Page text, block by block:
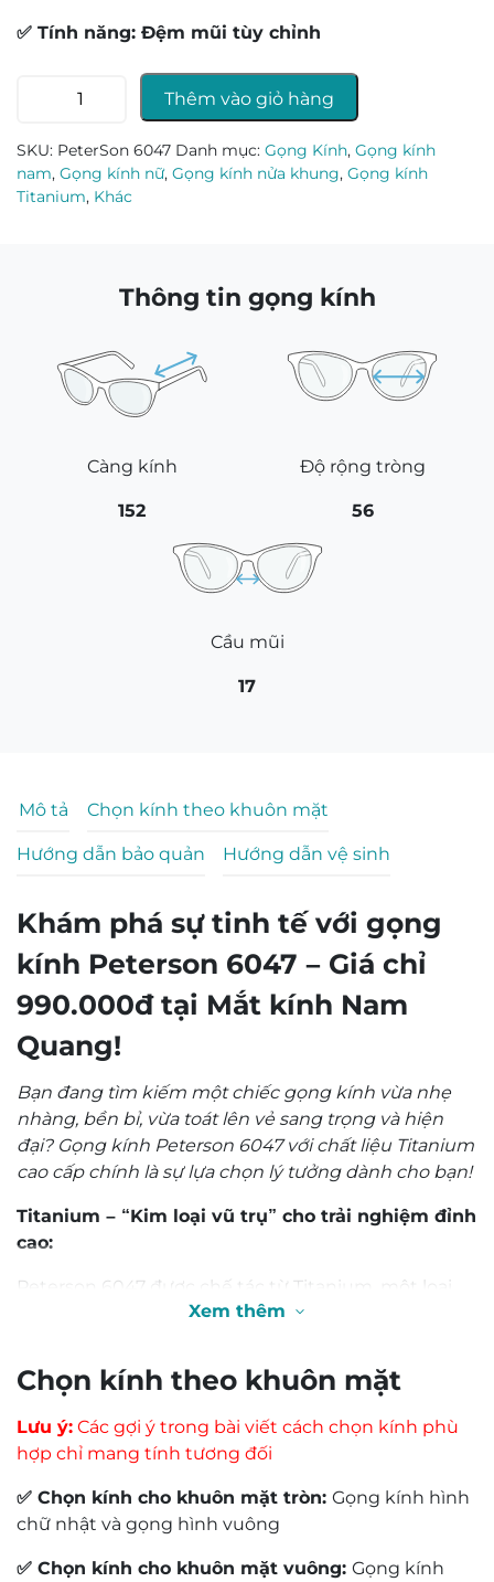
✅ Tính năng: Đệm mũi tùy chỉnh
6047
số
Thêm vào giỏ hàng
SKU: PeterSon 6047 Danh mục: Gọng Kính, Gọng kính
nam, Gọng kính nữ, Gọng kính nửa khung, Gọng kính
Titanium, Khác
Thông tin gọng kính
Càng kính
152
Độ rộng tròng
56
Cầu mũi
17
Mô tả Chọn kính theo khuôn mặt
Hướng dẫn bảo quản Hướng dẫn vệ sinh
Khám phá sự tinh tế với gọng
kính Peterson 6047 – Giá chỉ
990.000đ tại Mắt kính Nam
Quang!
Bạn đang tìm kiếm một chiếc gọng kính vừa nhẹ
nhàng, bền bỉ, vừa toát lên vẻ sang trọng và hiện
đại? Gọng kính Peterson 6047 với chất liệu Titanium
cao cấp chính là sự lựa chọn lý tưởng dành cho bạn!
Titanium – “Kim loại vũ trụ” cho trải nghiệm đỉnh
cao:
Peterson 6047 được chế tác từ Titanium, một loại
“kim loại vũ trụ” với những ưu điểm vượt trội:
kính kim loại thông thường, mang lại cảm giác
kính trên gương mặt.
Siêu bền: Titanium có độ bền vượt trội, chịu
được va đập, uốn cong mà không gãy, đồng
thời chống ăn mòn, oxy hóa hiệu quả, giữ cho
An toàn cho da: Titanium là vật liệu an toàn, lành
Xem thêm
0,0
5 star
0%